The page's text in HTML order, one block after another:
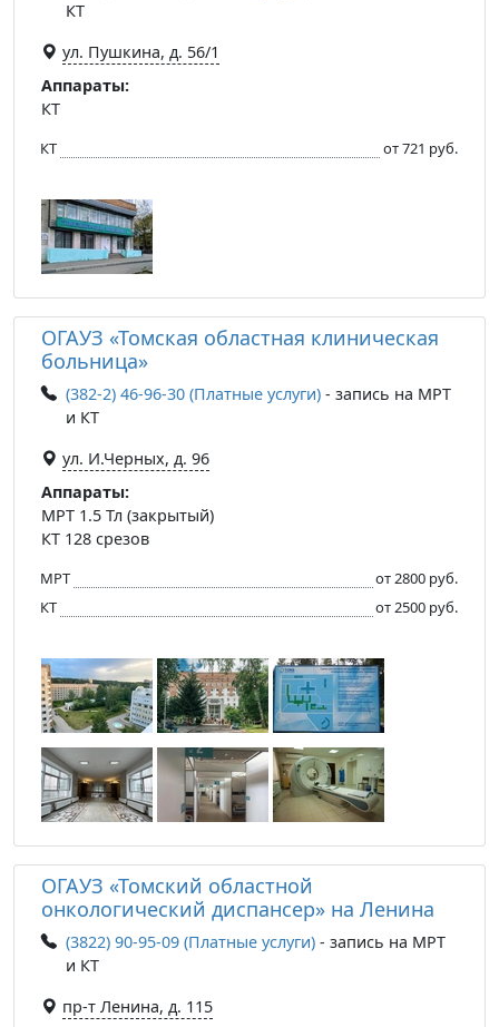
КТ
ул. Пушкина, д. 56/1
Аппараты:
КТ
КТ от 721 руб.
ОГАУЗ «Томская областная клиническая
больница»
(382-2) 46-96-30 (Платные услуги) - запись на МРТ
и КТ
ул. И.Черных, д. 96
Аппараты:
МРТ 1.5 Тл (закрытый)
КТ 128 срезов
МРТ
от 2800 руб.
КТ
от 2500 руб.
ОГАУЗ «Томский областной
онкологический диспансер» на Ленина
(3822) 90-95-09 (Платные услуги) - запись на МРТ
и КТ
пр-т Ленина, д. 115